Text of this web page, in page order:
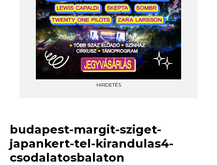
HIRDETÉS
budapest-margit-sziget-
japankert-tel-kirandulas4-
csodalatosbalaton